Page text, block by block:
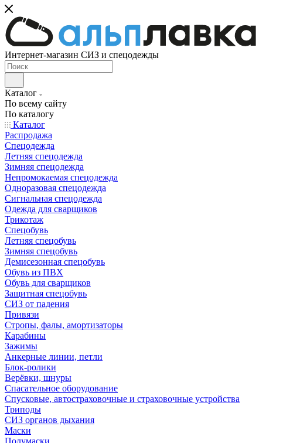
Интернет-магазин СИЗ и спецодежды
Каталог
По всему сайту
По каталогу
Каталог
Распродажа
Спецодежда
Летняя спецодежда
Зимняя спецодежда
Непромокаемая спецодежда
Одноразовая спецодежда
Сигнальная спецодежда
Одежда для сварщиков
Трикотаж
Спецобувь
Летняя спецобувь
Зимняя спецобувь
Демисезонная спецобувь
Обувь из ПВХ
Обувь для сварщиков
Защитная спецобувь
СИЗ от падения
Привязи
Стропы, фалы, амортизаторы
Карабины
Зажимы
Анкерные линии, петли
Блок-ролики
Верёвки, шнуры
Спасательное оборудование
Спусковые, автостраховочные и страховочные устройства
Триподы
СИЗ органов дыхания
Маски
Полумаски